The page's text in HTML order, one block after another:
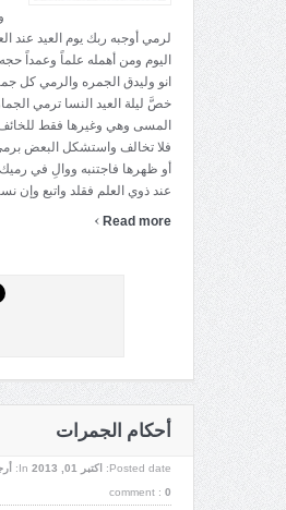
ولمنى
لرمي أوجبه ربك يوم العيد عند
اليوم ومن أهمله علماً وعمداً حجه
انو وليدق الجمره والرمي كل
خصَّ ليلة العيد النسا ترمي
المسى وهي وغيرها فقط للخائف
فلا تخالف واستشكل البعض
أو ظهرها فاجتنبه ووالِ في
عند ذوي العلم فقلد واتبع وإن
Read more
›
أحكام الجمرات
Posted date: اکتبر 01, 2013 In:
comment : 0